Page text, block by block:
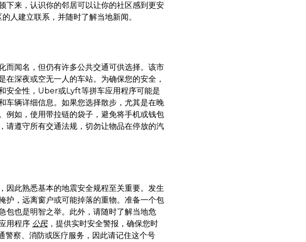
下来，认识你的邻居可以让你的社区感到更安
人建立联系，并随时了解当地新闻。
而闻名，但仍有许多公共交通可供选择。该市
深夜或空无一人的车站。为确保您的安全，
安全性，Uber或Lyft等拼车应用程序可能是
车辆详细信息。如果您选择散步，尤其是在晚
例如，使用带拉链的袋子，避免将手机或钱包
请遵守所有交通法规，切勿让物品在停放的汽
因此熟悉基本的地震安全规程至关重要。发生
护，远离窗户或可能掉落的重物。准备一个包
包也是明智之举。此外，请随时了解当地危
用程序 公民 ，提供实时安全警报，确保您时
警察、消防或医疗服务，因此请记住这个号